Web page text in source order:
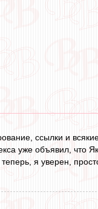
ссылки и
уже объявил, что
я уверен,